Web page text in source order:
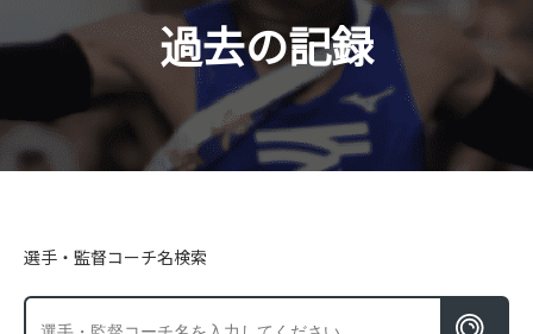
過去の記録
選手・監督コーチ名検索